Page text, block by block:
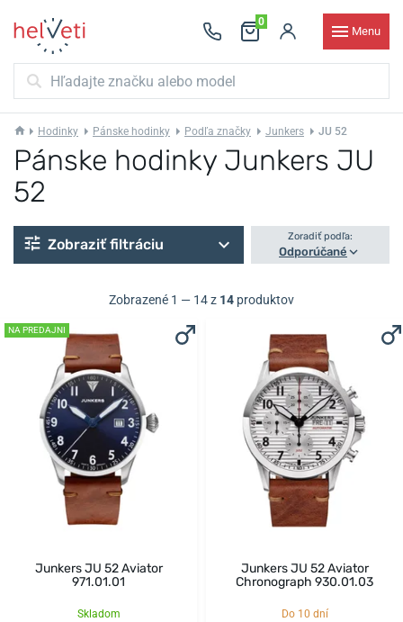
0
Menu
Hodinky Pánske hodinky Podľa značky Junkers JU 52
Pánske hodinky Junkers JU
52
Zobraziť filtráciu Zoradiť podľa:
Odporúčané
Zobrazené 1 — 14 z 14 produktov
NA PREDAJNI
Junkers JU 52 Aviator
971.01.01
Skladom
Junkers JU 52 Aviator
Chronograph 930.01.03
Do 10 dní